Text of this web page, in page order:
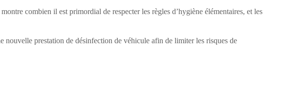
combien il est primordial de respecter les règles d’hygiène élémentaires, et les
nouvelle prestation de désinfection de véhicule afin de limiter les risques de